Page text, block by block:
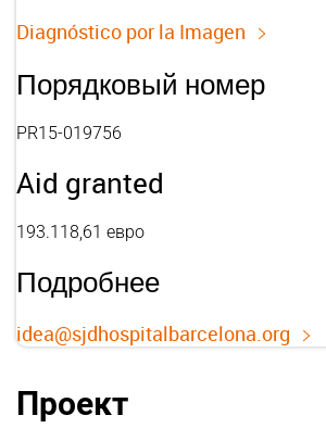
Diagnóstico por la Imagen
Порядковый номер
PR15-019756
Aid granted
193.118,61 евро
Подробнее
idea@sjdhospitalbarcelona.org
Проект